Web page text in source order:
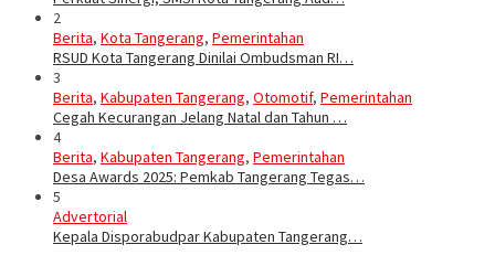
2
Berita, Kota Tangerang, Pemerintahan
RSUD Kota Tangerang Dinilai Ombudsman RI…
3
Berita, Kabupaten Tangerang, Otomotif, Pemerintahan
Cegah Kecurangan Jelang Natal dan Tahun …
4
Berita, Kabupaten Tangerang, Pemerintahan
Desa Awards 2025: Pemkab Tangerang Tegas…
5
Advertorial
Kepala Disporabudpar Kabupaten Tangerang…